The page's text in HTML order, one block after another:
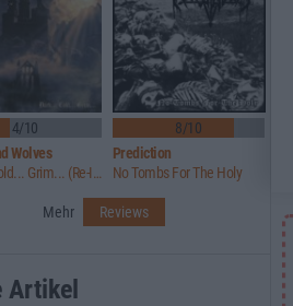
4/10
Wolves
Dark... Cold... Grim... (Re-Issue)
8/10
Prediction
No Tombs For The Holy
Mehr Reviews
Artikel